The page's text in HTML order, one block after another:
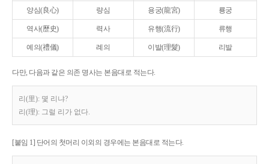
양심(良心) 량심 용궁(龍宮) 룡궁
역사(歷史) 력사 유행(流行) 류행
예의(禮儀) 례의 이발(理髮) 리발
다만, 다음과 같은 의존 명사는 본음대로 적는다.
리(里): 몇 리냐?
리(理): 그럴 리가 없다.
[붙임 1] 단어의 첫머리 이외의 경우에는 본음대로 적는다.